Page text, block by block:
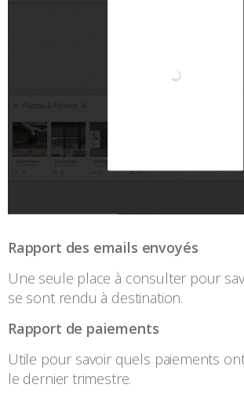
Rapport des emails envoyés
Une seule place à consulter pour
se sont rendu à destination.
Rapport de paiements
Utile pour savoir quels paiements
le dernier trimestre.